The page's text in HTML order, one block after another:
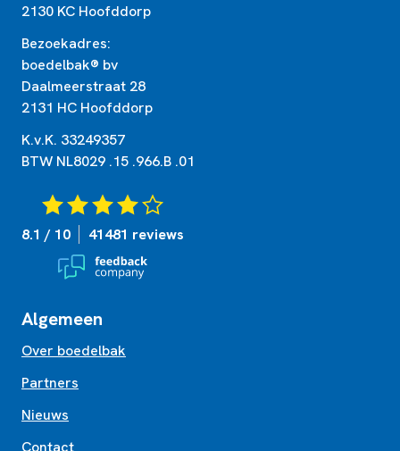
2130 KC Hoofddorp
Bezoekadres:
boedelbak® bv
Daalmeerstraat 28
2131 HC Hoofddorp
K.v.K. 33249357
BTW NL8029 .15 .966.B .01
8.1 / 10 41481 reviews
Algemeen
Over boedelbak
Partners
Nieuws
Contact